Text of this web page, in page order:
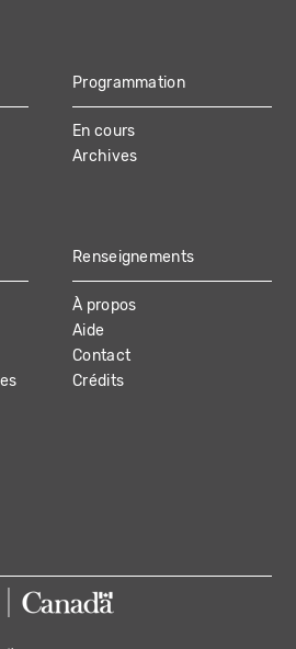
Programmation
En cours
Archives
Renseignements
À propos
Aide
Contact
Crédits